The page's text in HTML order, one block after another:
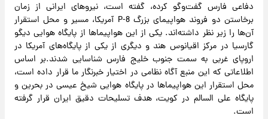
دفاعی فارس گفت‌وگو کرده، گفته است، نیروهای ایرانی از زمان
برخاستن دو فروند هواپیمای بزرگ P-8 آمریکا، مسیر و محل استقرار
آن‌ها را زیر نظر داشته‌اند. یکی از این هواپیماها از پایگاه هوایی دیگو
گارسیا در مرکز اقیانوس هند و دیگری از یکی از پایگاه‌های آمریکا در
اروپای غربی به سمت جنوب خلیج فارس شناسایی شدند.بر اساس
اطلاعاتی که این منبع آگاه نظامی در اختیار خبرنگار ما قرار داده است،
محل استقرار این هواپیماها در پایگاه هوایی شیخ عیسی در بحرین و
پایگاه علی السالم در کویت، هدف تسلیحات دقیق ایران قرار گرفته
است.